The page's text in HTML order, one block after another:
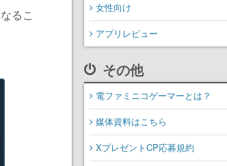
るこ
女性向け
アプリレビュー
その他
電ファミニコゲーマーとは？
媒体資料はこちら
XプレゼントCP応募規約